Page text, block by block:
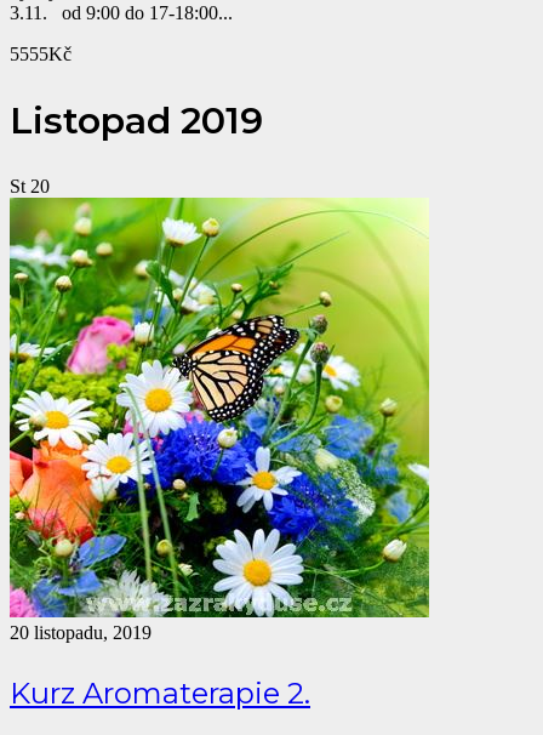
3.11. od 9:00 do 17-18:00...
5555Kč
Listopad 2019
St 20
20 listopadu, 2019
Kurz Aromaterapie 2.